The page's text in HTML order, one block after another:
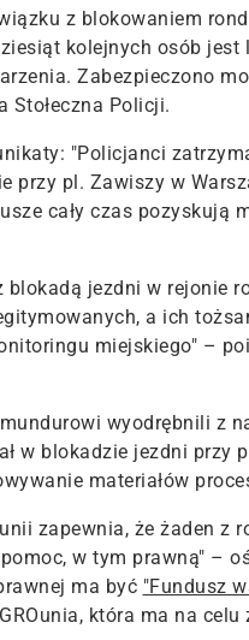
z blokowaniem
kolejnych osób
Zabezpieczono
Stołeczna Policji.
"Policjanci
przy pl. Zawiszy w
cały czas pozyskują
jezdni w rejonie
a ich
miejskiego" –
wyodrębnili z
w blokadzie jezdni przy
materiałów
zapewnia, że żaden
w tym prawną" –
ma być "Fundusz
która ma na